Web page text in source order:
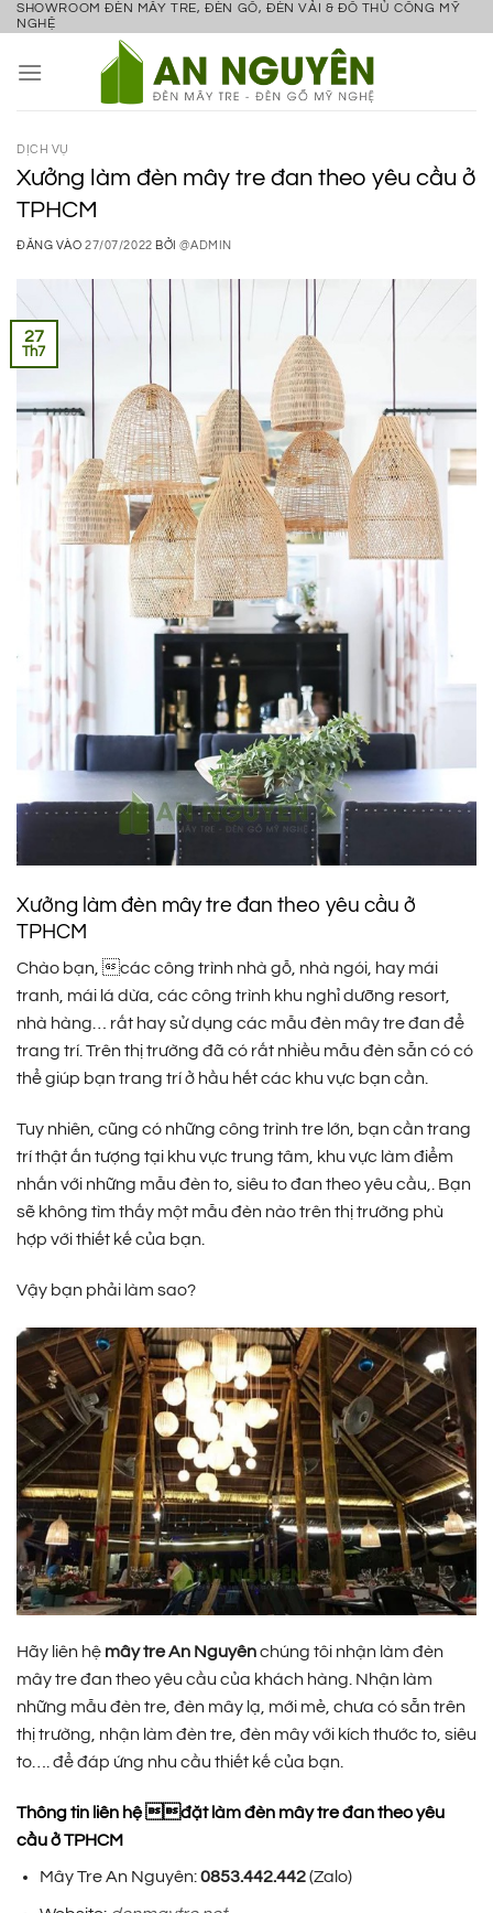
Bỏ
nội
SHOWROOM ĐÈN MÂY TRE, ĐÈN GỖ, ĐÈN VẢI & ĐỒ THỦ CÔNG MỸ
NGHỆ
DỊCH VỤ
Xưởng làm đèn mây tre đan theo yêu cầu ở
TPHCM
ĐĂNG VÀO27/07/2022 BỞI@ADMIN
27
Th7
Xưởng làm đèn mây tre đan theo yêu cầu ở
TPHCM
Chào bạn, các công trình nhà gỗ, nhà ngói, hay mái
tranh, mái lá dừa, các công trình khu nghỉ dưỡng resort,
nhà hàng… rất hay sử dụng các mẫu đèn mây tre đan để
trang trí. Trên thị trường đã có rất nhiều mẫu đèn sẵn có có
thể giúp bạn trang trí ở hầu hết các khu vực bạn cần.
Tuy nhiên, cũng có những công trình tre lớn, bạn cần trang
trí thật ấn tượng tại khu vực trung tâm, khu vực làm điểm
nhấn với những mẫu đèn to, siêu to đan theo yêu cầu,. Bạn
sẽ không tìm thấy một mẫu đèn nào trên thị trường phù
hợp với thiết kế của bạn.
Vậy bạn phải làm sao?
Hãy liên hệ mây tre An Nguyênchúng tôi nhận làm đèn
mây tre đan theo yêu cầu của khách hàng. Nhận làm
những mẫu đèn tre, đèn mây lạ, mới mẻ, chưa có sẵn trên
thị trường, nhận làm đèn tre, đèn mây với kích thước to, siêu
to…. để đáp ứng nhu cầu thiết kế của bạn.
Thông tin liên hệ đặt làm đèn mây tre đan theo yêu
cầu ở TPHCM
Mây Tre An Nguyên:0853.442.442(Zalo)